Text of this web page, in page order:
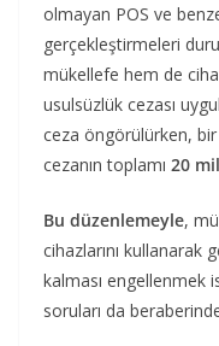
olmayan POS ve
gerçekleştirmeleri
mükellefe hem de
usulsüzlük cezası
ceza öngörülürken, bir
cezanın toplamı 20
Bu düzenlemeyle,
cihazlarını kullanarak
kalması engellenmek
soruları da